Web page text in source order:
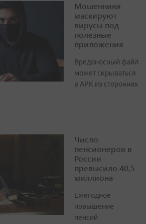
Мошенники
маскируют
вирусы под
полезные
приложения
Вредоносный файл
может скрываться
в APK из сторонних
Число
пенсионеров в
России
превысило 40,5
миллиона
Ежегодное
повышение
пенсий